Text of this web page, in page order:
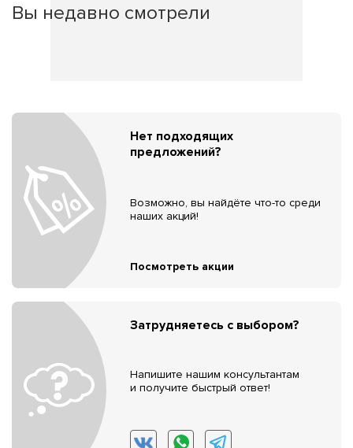
Вы недавно смотрели
Нет подходящих
предложений?
Возможно, вы найдёте что-то среди
наших акций!
Посмотреть акции
Затрудняетесь с выбором?
Напишите нашим консультантам
и получите быстрый ответ!